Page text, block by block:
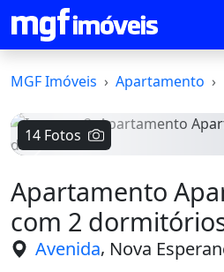
MGF Imóveis Apartamento
14 Fotos
Apartamento
com 2
Avenida, Nova